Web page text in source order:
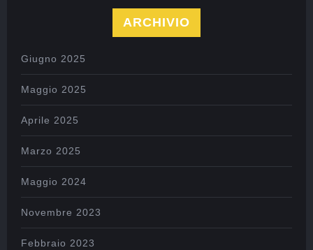
ARCHIVIO
Giugno 2025
Maggio 2025
Aprile 2025
Marzo 2025
Maggio 2024
Novembre 2023
Febbraio 2023